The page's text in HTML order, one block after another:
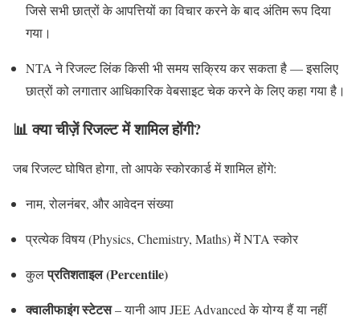
जिसे सभी छात्रों के आपत्तियों का विचार करने के बाद अंतिम रूप दिया
गया।
NTA ने रिजल्ट लिंक किसी भी समय सक्रिय कर सकता है — इसलिए
छात्रों को लगातार आधिकारिक वेबसाइट चेक करने के लिए कहा गया है।
📊क्या चीज़ें रिजल्ट में शामिल होंगी?
जब रिजल्ट घोषित होगा, तो आपके स्कोरकार्ड में शामिल होंगे:
नाम, रोलनंबर, और आवेदन संख्या
प्रत्येक विषय (Physics, Chemistry, Maths) में NTA स्कोर
कुलप्रतिशताइल (Percentile)
क्वालीफाइंग स्टेटस– यानी आप JEE Advanced के योग्य हैं या नहीं